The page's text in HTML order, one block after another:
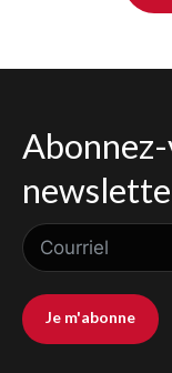
Je m'abonne